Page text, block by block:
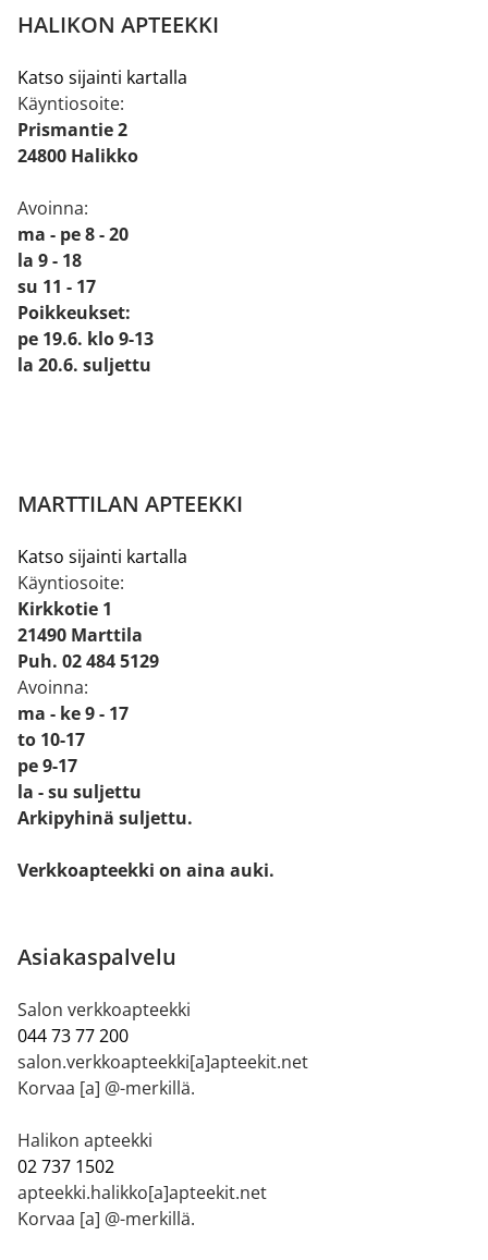
HALIKON APTEEKKI
Katso sijainti kartalla
Käyntiosoite:
Prismantie 2
24800 Halikko
Avoinna:
ma - pe 8 - 20
la 9 - 18
su 11 - 17
Poikkeukset:
pe 19.6. klo 9-13
la 20.6. suljettu
MARTTILAN APTEEKKI
Katso sijainti kartalla
Käyntiosoite:
Kirkkotie 1
21490 Marttila
Puh. 02 484 5129
Avoinna:
ma - ke 9 - 17
to 10-17
pe 9-17
la - su suljettu
Arkipyhinä suljettu.
Verkkoapteekki on aina auki.
Asiakaspalvelu
Salon verkkoapteekki
044 73 77 200
salon.verkkoapteekki[a]apteekit.net
Korvaa [a] @-merkillä.
Halikon apteekki
02 737 1502
apteekki.halikko[a]apteekit.net
Korvaa [a] @-merkillä.